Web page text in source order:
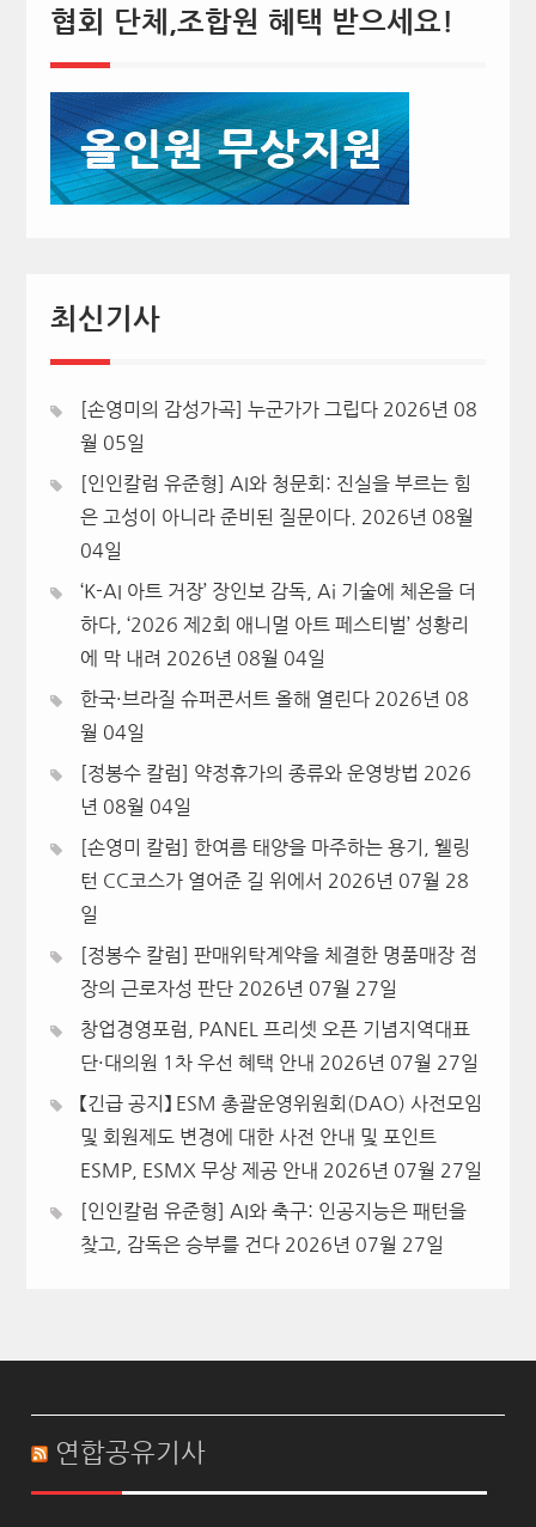
협회 단체,조합원 혜택 받으세요!
최신기사
[손영미의 감성가곡] 누군가가 그립다 2026년 08
월 05일
[인인칼럼 유준형] AI와 청문회: 진실을 부르는 힘
은 고성이 아니라 준비된 질문이다.
2026년 08월
04일
‘K-AI 아트 거장’ 장인보 감독, Ai 기술에 체온을 더
하다, ‘2026 제2회 애니멀 아트 페스티벌’ 성황리
에 막 내려 2026년 08월 04일
한국·브라질 슈퍼콘서트 올해 열린다 2026년 08
월 04일
[정봉수 칼럼] 약정휴가의 종류와 운영방법 2026
년 08월 04일
[손영미 칼럼] 한여름 태양을 마주하는 용기, 웰링
턴 CC코스가 열어준 길 위에서 2026년 07월 28
일
[정봉수 칼럼] 판매위탁계약을 체결한 명품매장 점
장의 근로자성 판단 2026년 07월 27일
창업경영포럼, PANEL 프리셋 오픈 기념지역대표
단·대의원 1차 우선 혜택 안내 2026년 07월 27일
【긴급 공지】 ESM 총괄운영위원회(DAO) 사전모임
및 회원제도 변경에 대한 사전 안내 및 포인트
ESMP, ESMX 무상 제공 안내 2026년 07월 27일
[인인칼럼 유준형] AI와 축구: 인공지능은 패턴을
찾고, 감독은 승부를 건다 2026년 07월 27일
연합공유기사